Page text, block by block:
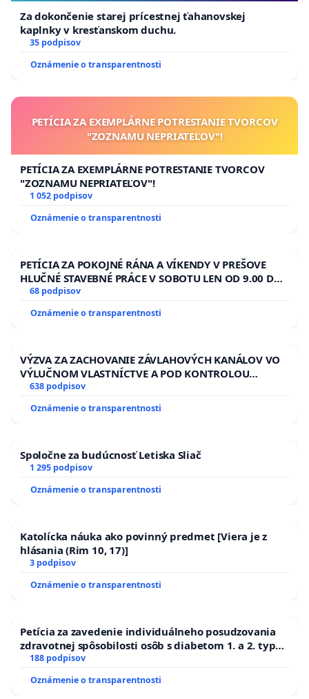
Za dokončenie starej prícestnej ťahanovskej
kaplnky v kresťanskom duchu.
35 podpisov
Oznámenie o transparentnosti
PETÍCIA ZA EXEMPLÁRNE POTRESTANIE TVORCOV
"ZOZNAMU NEPRIATEĽOV"!
PETÍCIA ZA EXEMPLÁRNE POTRESTANIE TVORCOV
"ZOZNAMU NEPRIATEĽOV"!
1 052 podpisov
Oznámenie o transparentnosti
PETÍCIA ZA POKOJNÉ RÁNA A VÍKENDY V PREŠOVE
HLUČNÉ STAVEBNÉ PRÁCE V SOBOTU LEN OD 9.00 DO
13.00 HOD., CEZ PRACOVNÝ TÝŽDEŇ CIEĽ 8.00 – 18.00
HOD. A PRAVIDELNÁ KONTROLA STAVBY C-AREA NA
ĎUMBIERSKEJ/MAGU
68 podpisov
Oznámenie o transparentnosti
VÝZVA ZA ZACHOVANIE ZÁVLAHOVÝCH KANÁLOV VO
VÝLUČNOM VLASTNÍCTVE A POD KONTROLOU
SLOVENSKEJ REPUBLIKY & žiadosť na riešenie
zanedbaného stavu závlahových a odvodňovacích
kanálov na Slovensku
638 podpisov
Oznámenie o transparentnosti
Spoločne za budúcnosť Letiska Sliač
1 295 podpisov
Oznámenie o transparentnosti
Katolícka náuka ako povinný predmet [Viera je z
hlásania (Rim 10, 17)]
3 podpisov
Oznámenie o transparentnosti
Petícia za zavedenie individuálneho posudzovania
zdravotnej spôsobilosti osôb s diabetom 1. a 2. typu
pri prijímaní do Policajného zboru SR
188 podpisov
Oznámenie o transparentnosti